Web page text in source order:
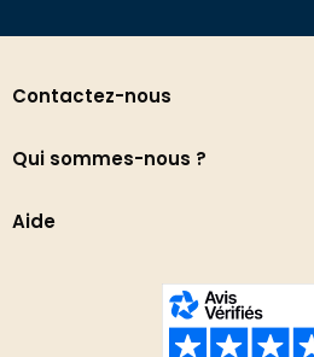
Contactez-nous
Qui sommes-nous ?
Aide